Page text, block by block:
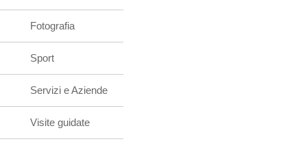
Fotografia
Sport
Servizi e Aziende
Visite guidate